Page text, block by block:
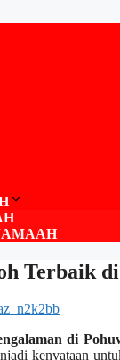
Terbaik
di
kenyataan